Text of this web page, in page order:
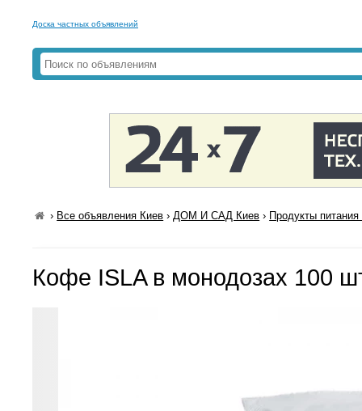
Доска частных объявлений
› Все объявления Киев ›ДОМ И САД Киев › Продукты
Кофе ISLA в монодозах 100